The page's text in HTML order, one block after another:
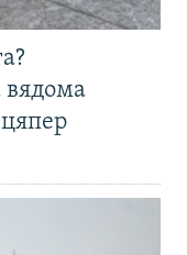
вядома
цяпер